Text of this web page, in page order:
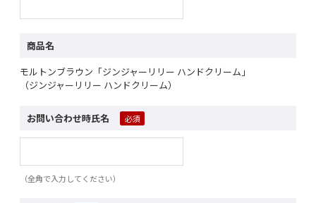
商品名
モルトンブラウン「ジンジャーリリー ハンドクリーム」
（ジンジャーリリー ハンドクリーム）
お問い合わせ時氏名
（全角で入力してください）